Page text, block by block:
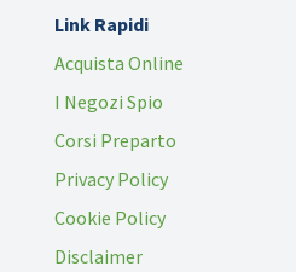
Link Rapidi
Acquista Online
I Negozi Spio
Corsi Preparto
Privacy Policy
Cookie Policy
Disclaimer